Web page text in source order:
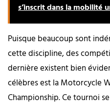
s’inscrit dans la mobilité
Puisque beaucoup sont
cette discipline, des
dernière existent bien
célèbres est la Motorcycle
Championship. Ce tournoi